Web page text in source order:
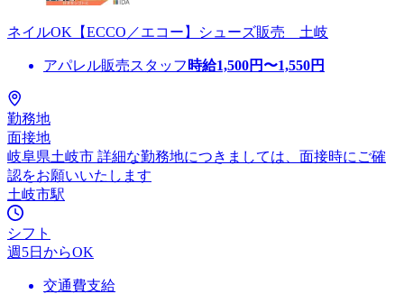
ネイルOK【ECCO／エコー】シューズ販売 土岐
アパレル販売スタッフ 時給1,500円〜1,550円
勤務地
面接地
岐阜県土岐市 詳細な勤務地につきましては、面接時にご確
認をお願いいたします
土岐市駅
シフト
週5日からOK
交通費支給